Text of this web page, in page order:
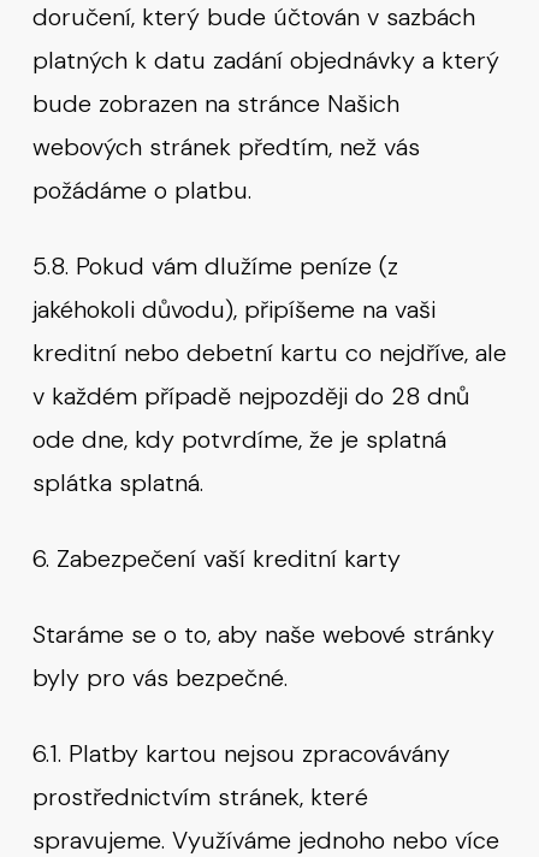
doručení, který bude účtován v sazbách
platných k datu zadání objednávky a který
bude zobrazen na stránce Našich
webových stránek předtím, než vás
požádáme o platbu.
5.8. Pokud vám dlužíme peníze (z
jakéhokoli důvodu), připíšeme na vaši
kreditní nebo debetní kartu co nejdříve, ale
v každém případě nejpozději do 28 dnů
ode dne, kdy potvrdíme, že je splatná
splátka splatná.
6. Zabezpečení vaší kreditní karty
Staráme se o to, aby naše webové stránky
byly pro vás bezpečné.
6.1. Platby kartou nejsou zpracovávány
prostřednictvím stránek, které
spravujeme. Využíváme jednoho nebo více